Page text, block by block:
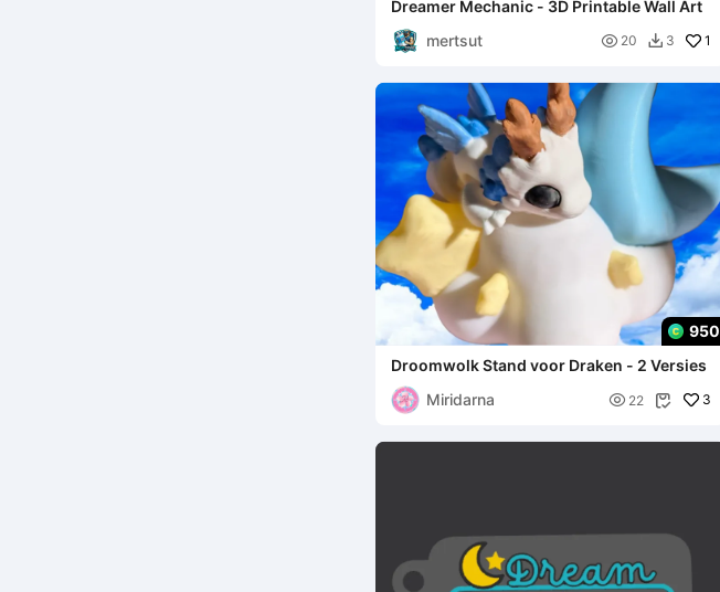
Dreamer Mechanic - 3D Printable Wall Art
mertsut
 20  3 1
950
Droomwolk Stand voor Draken - 2 Versies
Miridarna
 22  3